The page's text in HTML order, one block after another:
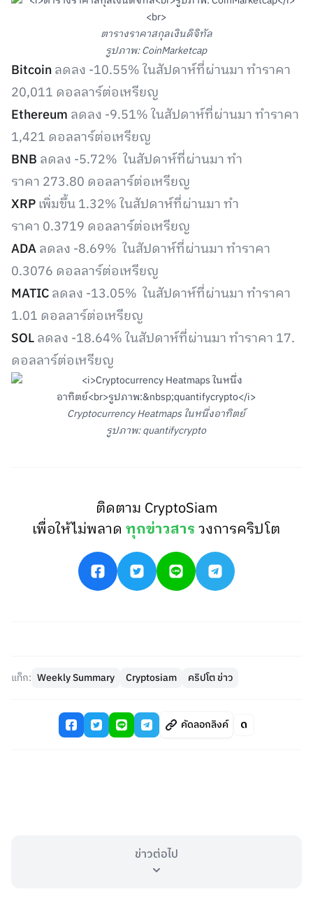
ตารางราคาสกุลเงินดิจิทัล
รูปภาพ: CoinMarketcap
Bitcoinลดลง -10.55% ในสัปดาห์ที่ผ่านมา ทำราคา
20,011 ดอลลาร์ต่อเหรียญ
Ethereum ลดลง -9.51% ในสัปดาห์ที่ผ่านมา ทำราคา
1,421 ดอลลาร์ต่อเหรียญ
BNB ลดลง -5.72% ในสัปดาห์ที่ผ่านมา ทำ
ราคา 273.80 ดอลลาร์ต่อเหรียญ
XRPเพิ่มขึ้น 1.32% ในสัปดาห์ที่ผ่านมา ทำ
ราคา 0.3719 ดอลลาร์ต่อเหรียญ
ADAลดลง -8.69% ในสัปดาห์ที่ผ่านมา ทำราคา
0.3076 ดอลลาร์ต่อเหรียญ
MATICลดลง -13.05% ในสัปดาห์ที่ผ่านมา ทำราคา
1.01 ดอลลาร์ต่อเหรียญ
SOLลดลง -18.64% ในสัปดาห์ที่ผ่านมา ทำราคา 17.
ดอลลาร์ต่อเหรียญ
Cryptocurrency Heatmaps ในหนึ่งอาทิตย์
รูปภาพ: quantifycrypto
ติดตาม CryptoSiam
เพื่อให้ไม่พลาดทุกข่าวสารวงการคริปโต
แท็ก: Weekly Summary Cryptosiam คริปโต ข่าว
คัดลอกลิงค์
ข่าวต่อไป